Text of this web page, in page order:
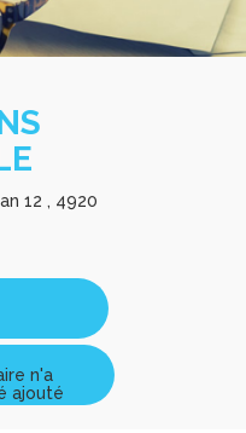
12 , 4920
n'a
ajouté